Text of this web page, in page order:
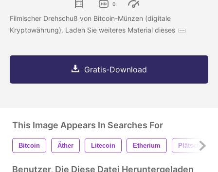
0
Filmischer Drehschuß von Bitcoin-Münzen (digitale
Kryptowährung). Laden Sie weiteres Material dieses
Gratis-Download
This Image Appears In Searches For
Bitcoin Äther Litecoin Etherium Plätschern
Benutzer, Die Diese Datei Heruntergeladen